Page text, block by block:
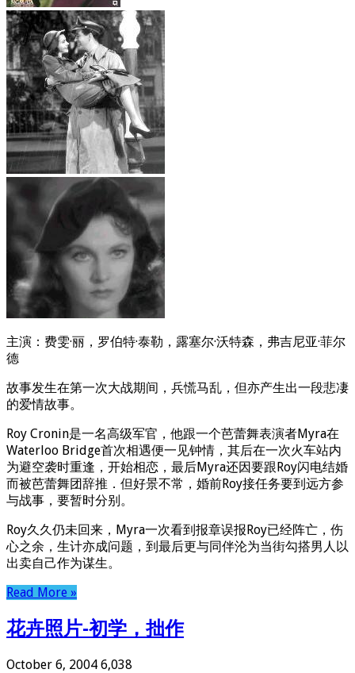
主演：费雯·丽，罗伯特·泰勒，露塞尔·沃特森，弗吉尼亚·菲尔
德
故事发生在第一次大战期间，兵慌马乱，但亦产生出一段悲凄
的爱情故事。
Roy Cronin是一名高级军官，他跟一个芭蕾舞表演者Myra在
Waterloo Bridge首次相遇便一见钟情，其后在一次火车站内
为避空袭时重逢，开始相恋，最后Myra还因要跟Roy闪电结婚
而被芭蕾舞团辞推．但好景不常，婚前Roy接任务要到远方参
与战事，要暂时分别。
Roy久久仍未回来，Myra一次看到报章误报Roy已经阵亡，伤
心之余，生计亦成问题，到最后更与同伴沦为当街勾搭男人以
出卖自己作为谋生。
Read More »
花卉照片-初学，拙作
October 6, 2004 6,038